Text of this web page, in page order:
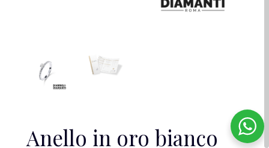
Anello in oro bianco